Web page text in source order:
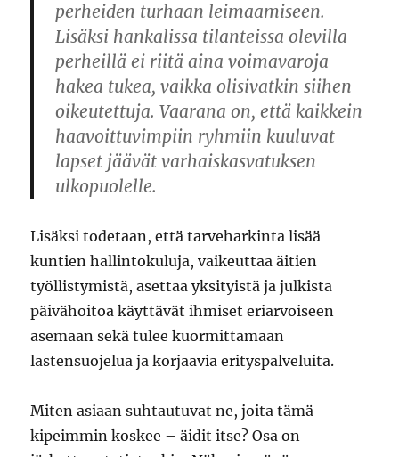
perheiden turhaan leimaamiseen.
Lisäksi hankalissa tilanteissa olevilla
perheillä ei riitä aina voimavaroja
hakea tukea, vaikka olisivatkin siihen
oikeutettuja. Vaarana on, että kaikkein
haavoittuvimpiin ryhmiin kuuluvat
lapset jäävät varhaiskasvatuksen
ulkopuolelle.
Lisäksi todetaan, että tarveharkinta lisää
kuntien hallintokuluja, vaikeuttaa äitien
työllistymistä, asettaa yksityistä ja julkista
päivähoitoa käyttävät ihmiset eriarvoiseen
asemaan sekä tulee kuormittamaan
lastensuojelua ja korjaavia erityspalveluita.
Miten asiaan suhtautuvat ne, joita tämä
kipeimmin koskee – äidit itse? Osa on